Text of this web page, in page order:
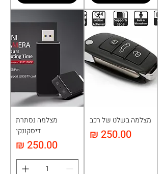
מצלמה בשלט של רכב
מחיר
מצלמה נסתרת
דיסקונקי
מחיר